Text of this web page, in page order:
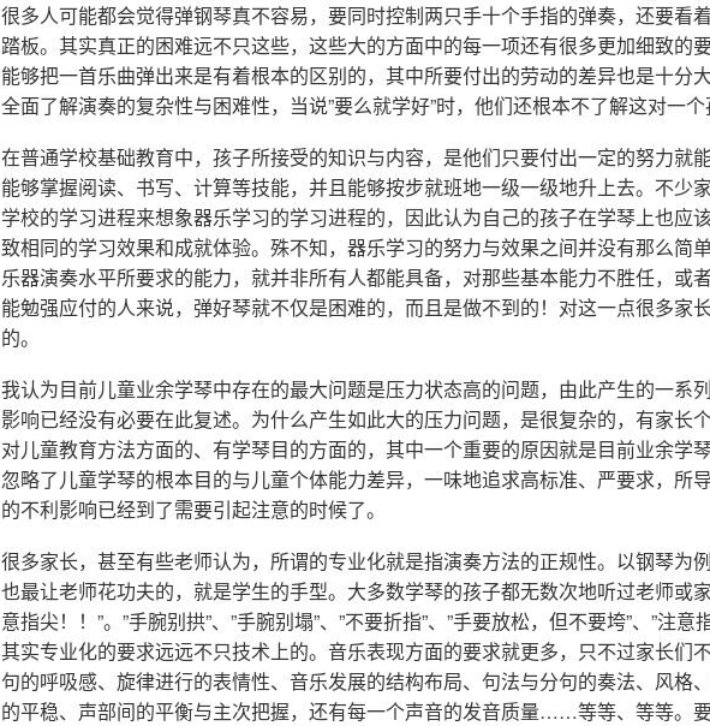
很多人可能都会觉得弹钢琴真不容易，要同时控制两只手十个手指的弹奏，还要看
踏板。其实真正的困难远不只这些，这些大的方面中的每一项还有很多更加细致的
能够把一首乐曲弹出来是有着根本的区别的，其中所要付出的劳动的差异也是十分
全面了解演奏的复杂性与困难性，当说”要么就学好”时，他们还根本不了解这对一个
在普通学校基础教育中，孩子所接受的知识与内容，是他们只要付出一定的努力就
能够掌握阅读、书写、计算等技能，并且能够按步就班地一级一级地升上去。不少
学校的学习进程来想象器乐学习的学习进程的，因此认为自己的孩子在学琴上也应
致相同的学习效果和成就体验。殊不知，器乐学习的努力与效果之间并没有那么简
乐器演奏水平所要求的能力，就并非所有人都能具备，对那些基本能力不胜任，或
能勉强应付的人来说，弹好琴就不仅是困难的，而且是做不到的！对这一点很多家
的。
我认为目前儿童业余学琴中存在的最大问题是压力状态高的问题，由此产生的一系
影响已经没有必要在此复述。为什么产生如此大的压力问题，是很复杂的，有家长
对儿童教育方法方面的、有学琴目的方面的，其中一个重要的原因就是目前业余学
忽略了儿童学琴的根本目的与儿童个体能力差异，一味地追求高标准、严要求，所
的不利影响已经到了需要引起注意的时候了。
很多家长，甚至有些老师认为，所谓的专业化就是指演奏方法的正规性。以钢琴为
也最让老师花功夫的，就是学生的手型。大多数学琴的孩子都无数次地听过老师或
意指尖！！”。”手腕别拱”、”手腕别塌”、”不要折指”、”手要放松，但不要垮”、”注
其实专业化的要求远远不只技术上的。音乐表现方面的要求就更多，只不过家长们
句的呼吸感、旋律进行的表情性、音乐发展的结构布局、句法与分句的奏法、风格
的平稳、声部间的平衡与主次把握，还有每一个声音的发音质量……等等、等等。